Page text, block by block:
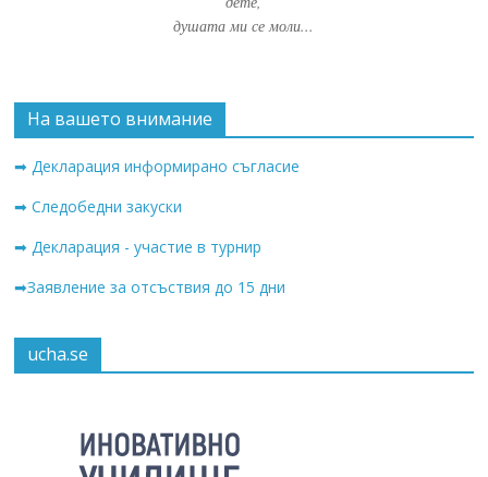
душата ми се моли...
На вашето внимание
➡ Декларация информирано съгласие
➡ Следобедни закуски
➡ Декларация - участие в турнир
➡Заявление за отсъствия до 15 дни
ucha.se